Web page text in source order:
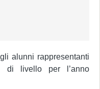
alunni rappresentanti
di livello per l’anno